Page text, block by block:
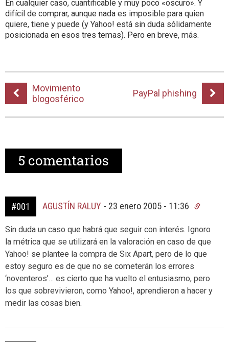
En cualquier caso, cuantificable y muy poco «oscuro». Y
difícil de comprar, aunque nada es imposible para quien
quiere, tiene y puede (y Yahoo! está sin duda sólidamente
posicionada en esos tres temas). Pero en breve, más.
Movimiento
blogosférico
PayPal phishing
5 comentarios
#001 AGUSTÍN RALUY - 23 enero 2005 - 11:36
Sin duda un caso que habrá que seguir con interés. Ignoro
la métrica que se utilizará en la valoración en caso de que
Yahoo! se plantee la compra de Six Apart, pero de lo que
estoy seguro es de que no se cometerán los errores
‘noventeros’… es cierto que ha vuelto el entusiasmo, pero
los que sobrevivieron, como Yahoo!, aprendieron a hacer y
medir las cosas bien.